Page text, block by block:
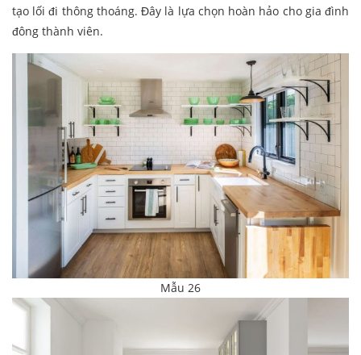
tạo lối đi thông thoáng. Đây là lựa chọn hoàn hảo cho gia đình
đông thành viên.
Mẫu 26